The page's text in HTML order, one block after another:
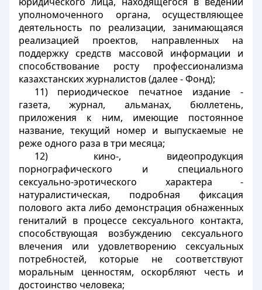
уполномоченного органа, осуществляющее
деятельность по реализации, занимающаяся
реализацией проектов, направленных на
поддержку средств массовой информации и
способствование росту профессионализма
казахстанских журналистов (далее - Фонд);
11) периодическое печатное издание -
газета, журнал, альманах, бюллетень,
приложения к ним, имеющие постоянное
название, текущий номер и выпускаемые не
реже одного раза в три месяца;
12) кино-, видеопродукция
порнографического и специального
сексуально-эротического характера -
натуралистическая, подробная фиксация
полового акта либо демонстрация обнаженных
гениталий в процессе сексуального контакта,
способствующая возбуждению сексуального
влечения или удовлетворению сексуальных
потребностей, которые не соответствуют
моральным ценностям, оскорбляют честь и
достоинство человека;